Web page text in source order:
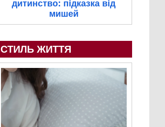
дитинство: підказка від
мишей
СТИЛЬ ЖИТТЯ